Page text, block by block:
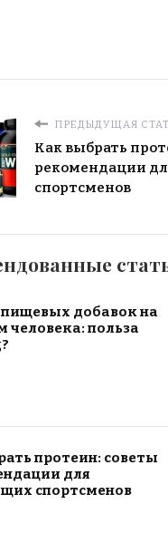
ПРЕДЫДУЩАЯ
Как выбрать
рекомендации
спортсменов
добавок на
человека: польза
протеин: советы
для
спортсменов